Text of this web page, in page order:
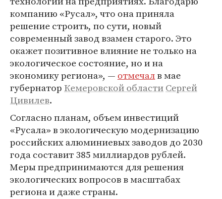
компанию «Русал», что она приняла
решение строить, по сути, новый
современный завод взамен старого. Это
окажет позитивное влияние не только на
экологическое состояние, но и на
экономику региона», — отмечалв мае
губернатор Кемеровской областиСергей
Цивилев.
Согласно планам, объем инвестиций
«Русала» в экологическую модернизацию
российских алюминиевых заводов до 2030
года составит 385 миллиардов рублей.
Меры предпринимаются для решения
экологических вопросов в масштабах
региона и даже страны.